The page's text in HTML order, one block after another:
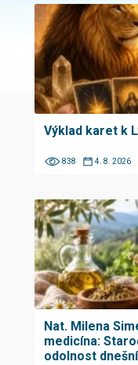
Výklad karet k
838 4. 8. 2026
Nat. Milena
medicína:
odolnost